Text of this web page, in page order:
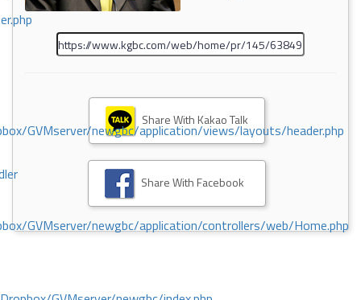
GVMserver/newgbc/application/views/layouts/header.php
GVMserver/newgbc/application/controllers/web/Home.php
Share With Kakao Talk
Share With Facebook